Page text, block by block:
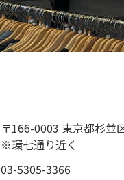
〒166-0003 東京都杉並
※環七通り近く
03-5305-3366